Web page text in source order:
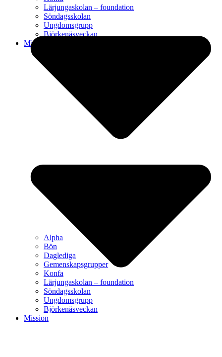
Lärjungaskolan – foundation
Söndagsskolan
Ungdomsgrupp
Björkenäsveckan
Mission
Alpha
Bön
Daglediga
Gemenskapsgrupper
Konfa
Lärjungaskolan – foundation
Söndagsskolan
Ungdomsgrupp
Björkenäsveckan
Mission